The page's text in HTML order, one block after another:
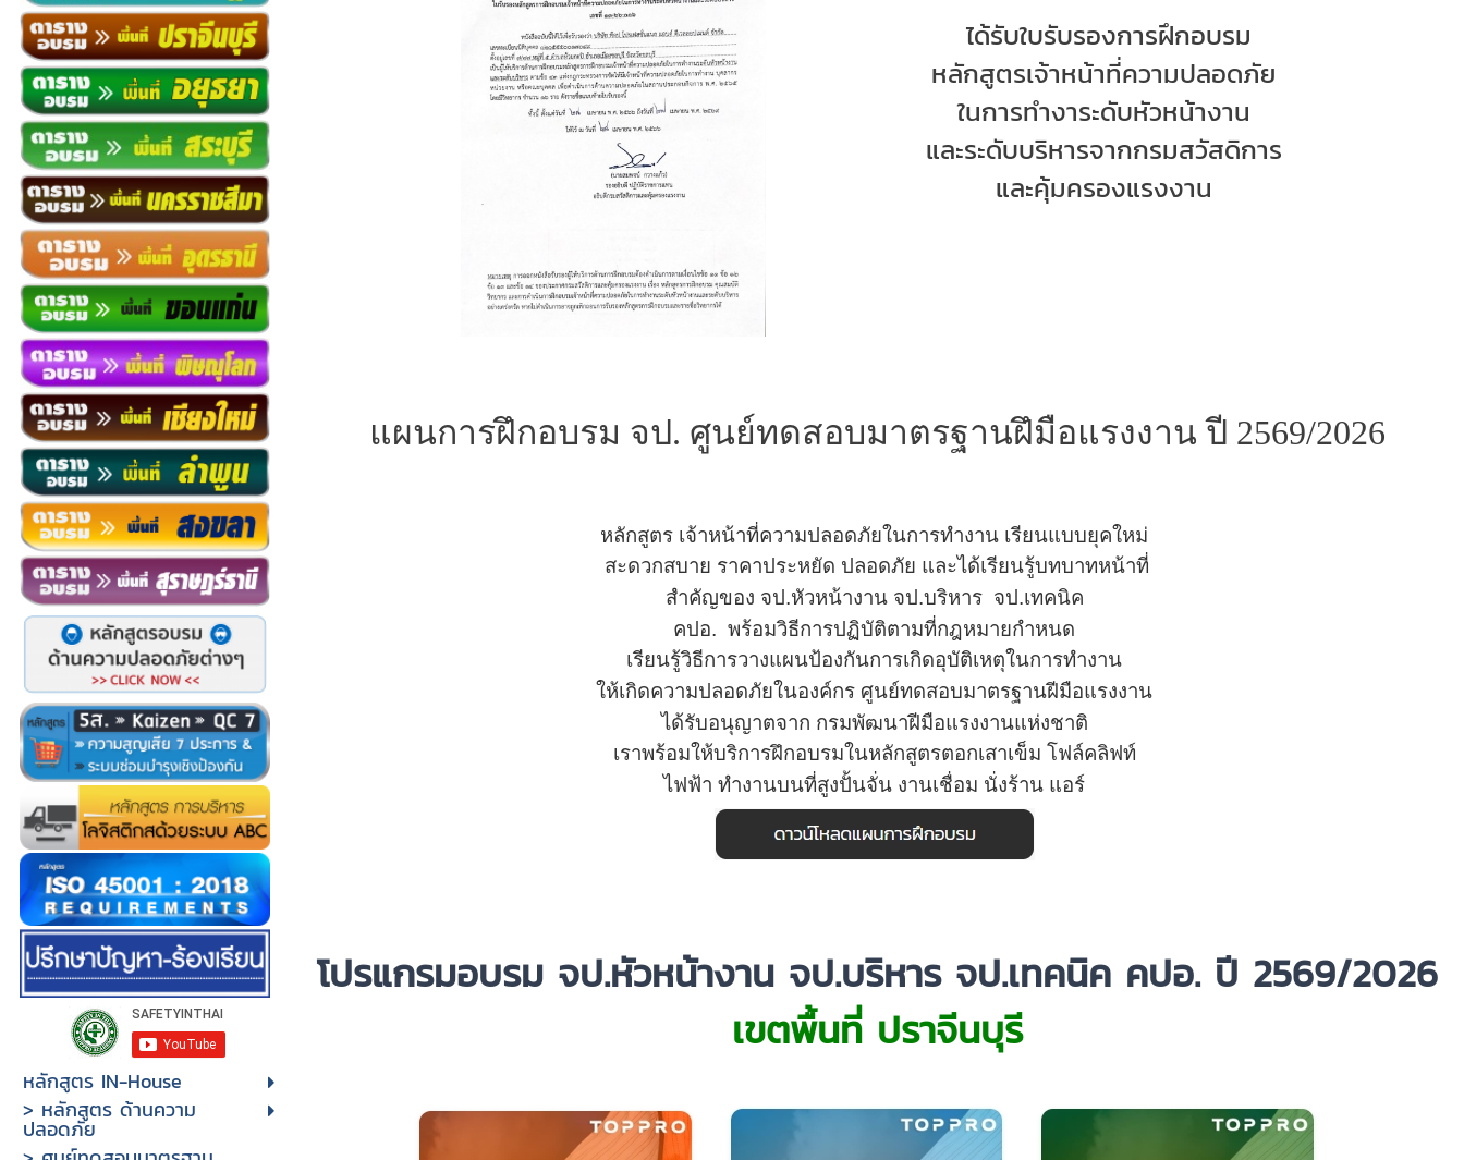
หลักสูตร IN-House
> หลักสูตร ด้านความ
ปลอดภัย
ได้รับใบรับรองการฝึกอบรม
หลักสูตรเจ้าหน้าที่ความปลอดภัย
ในการทำงาระดับหัวหน้างาน
และระดับบริหารจากกรมสวัสดิการ
และคุ้มครองแรงงาน
แผนการฝึกอบรม จป. ศูนย์ทดสอบมาตรฐานฝึมือแรงงาน ปี 2569/2026
หลักสูตร เจ้าหน้าที่ความปลอดภัยในการทำงาน เรียนแบบยุคใหม่
สะดวกสบาย ราคาประหยัด ปลอดภัย และได้เรียนรู้บทบาทหน้าที่
สำคัญของ จป.หัวหน้างาน จป.บริหาร จป.เทคนิค
คปอ.พร้อมวิธีการปฏิบัติตามที่กฎหมายกำหนด
เรียนรู้วิธีการวางแผนป้องกันการเกิดอุบัติเหตุในการทำงาน
ให้เกิดความปลอดภัยในองค์กร ศูนย์ทดสอบมาตรฐานฝีมือแรงงาน
ได้รับอนุญาตจาก กรมพัฒนาฝีมือแรงงานแห่งชาติ
เราพร้อมให้บริการฝึกอบรมในหลักสูตรตอกเสาเข็ม โฟล์คลิฟท์
ไฟฟ้าทำงานบนที่สูงปั้นจั่น งานเชื่อม นั่งร้าน แอร์
โปรแกรมอบรม จป.หัวหน้างาน จป.บริหาร จป.เทคนิค คปอ. ปี 2569/2026
เขตพื้นที่ ปราจีนบุรี